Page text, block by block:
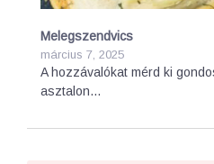
Melegszendvics
március 7, 2025
A hozzávalókat mérd ki
asztalon…